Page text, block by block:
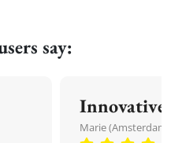
say:
Innovative
Marie